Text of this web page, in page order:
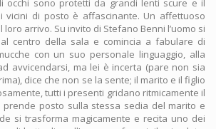
occhi sono protetti da grandi lenti scure e il
vicini di posto è affascinante. Un affettuoso
arrivo. Su invito di Stefano Benni l’uomo si
centro della sala e comincia a fabulare di
con un suo personale linguaggio, alla
avvicendarsi, ma lei è incerta (pare non sia
dice che non se la sente; il marito e il figlio
tutti i presenti gridano ritmicamente il
posto sulla stessa sedia del marito e
si trasforma magicamente e recita uno dei